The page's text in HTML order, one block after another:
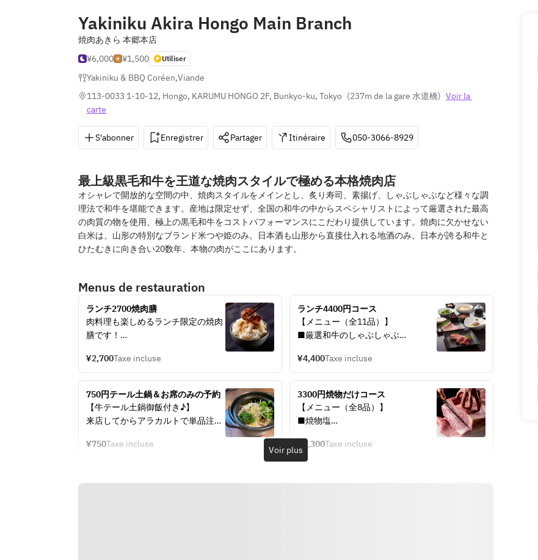
Yakiniku Akira Hongo Main Branch
焼肉あきら 本郷本店
¥6,000
¥1,500 Utiliser
Yakiniku & BBQ Coréen,Viande
113-0033 1-10-12, Hongo, KARUMU HONGO 2F, Bunkyo-ku, Tokyo (237m de la gare 水道橋) Voir la
carte
S'abonner Enregistrer Partager Itinéraire 050-3066-8929
最上級黒毛和牛を王道な焼肉スタイルで極める本格焼肉店
オシャレで開放的な空間の中、焼肉スタイルをメインとし、炙り寿司、素揚げ、しゃぶしゃぶなど様々な調
理法で和牛を堪能できます。産地は限定せず、全国の和牛の中からスペシャリストによって厳選された最高
の肉質の物を使用、極上の黒毛和牛をコストパフォーマンスにこだわり提供しています。焼肉に欠かせない
白米は、山形の特別なブランド米つや姫のみ。日本酒も山形から直接仕入れる地酒のみ。日本が誇る和牛と
ひたむきに向き合い20数年、本物の肉がここにあります。
Menus de restauration
ランチ2700焼肉膳
肉料理も楽しめるランチ限定の焼肉
膳です！
ィーやコーヒーは無料でお飲み頂け
ます。
¥2,700Taxe incluse
ランチ4400円コース
【メニュー（全11品）】
■厳選和牛のしゃぶしゃぶ
■タンシチュー
■牛の塩煮込み
■特製ドレッシングのグリーンサラ
ダ
■焼物
・切り落とし2種盛り
■あきらの焼きすき
¥4,400Taxe incluse
750円テール土鍋＆お席のみの予約
【牛テール土鍋御飯付き♪】
来店してからアラカルトで単品注文
は食べたい！という方の為の席のみ
¥750Taxe incluse
3300円焼物だけコース
【メニュー（全8品）】
■焼物塩
・サガリ
・特上ロース
¥3,300Taxe incluse
Voir plus